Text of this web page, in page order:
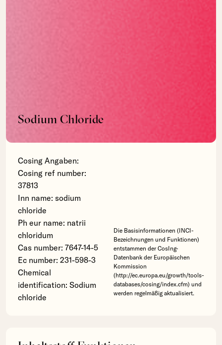
Sodium Chloride
Cosing Angaben:
Cosing ref number:
37813
Inn name: sodium
chloride
Ph eur name: natrii
chloridum
Cas number: 7647-14-5
Ec number: 231-598-3
Chemical
identification: Sodium
chloride
Die Basisinformationen (INCI-
Bezeichnungen und Funktionen)
entstammen der CosIng-
Datenbank der Europäischen
Kommission
(http://ec.europa.eu/growth/tools-
databases/cosing/index.cfm) und
werden regelmäßig aktualisiert.